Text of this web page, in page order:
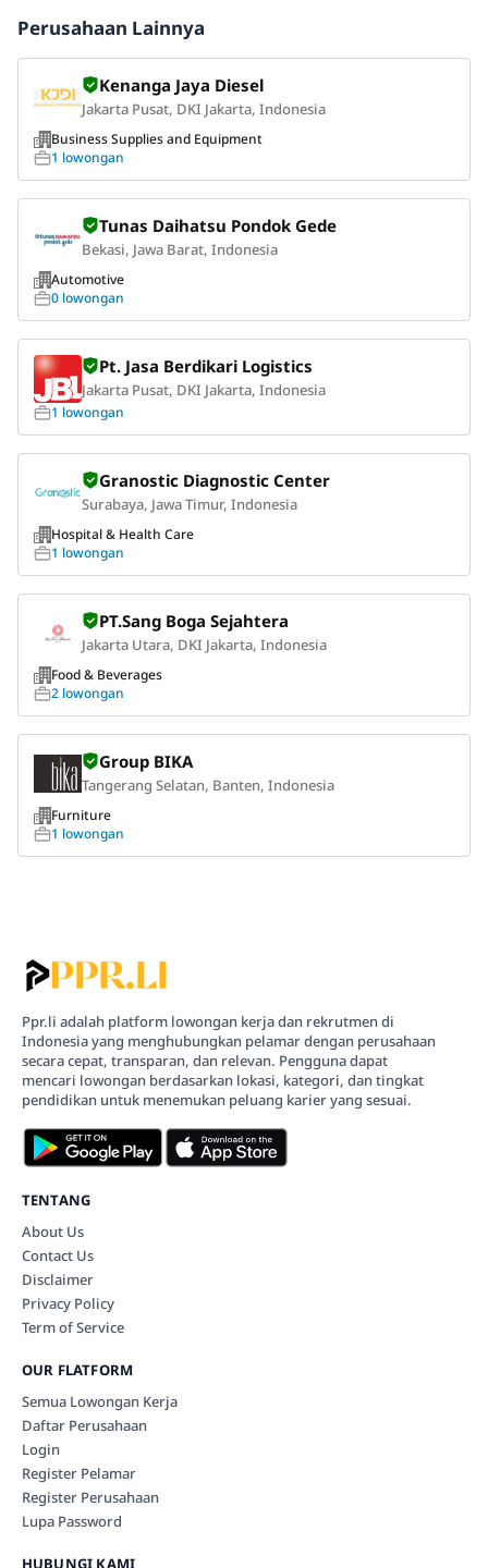
Perusahaan Lainnya
Kenanga Jaya Diesel
Jakarta Pusat, DKI Jakarta, Indonesia
Business Supplies and Equipment
1 lowongan
Tunas Daihatsu Pondok Gede
Bekasi, Jawa Barat, Indonesia
Automotive
0 lowongan
Pt. Jasa Berdikari Logistics
Jakarta Pusat, DKI Jakarta, Indonesia
1 lowongan
Granostic Diagnostic Center
Surabaya, Jawa Timur, Indonesia
Hospital & Health Care
1 lowongan
PT.Sang Boga Sejahtera
Jakarta Utara, DKI Jakarta, Indonesia
Food & Beverages
2 lowongan
Group BIKA
Tangerang Selatan, Banten, Indonesia
Furniture
1 lowongan
Ppr.li adalah platform lowongan kerja dan rekrutmen di
Indonesia yang menghubungkan pelamar dengan perusahaan
secara cepat, transparan, dan relevan. Pengguna dapat
mencari lowongan berdasarkan lokasi, kategori, dan tingkat
pendidikan untuk menemukan peluang karier yang sesuai.
TENTANG
About Us
Contact Us
Disclaimer
Privacy Policy
Term of Service
OUR FLATFORM
Semua Lowongan Kerja
Daftar Perusahaan
Login
Register Pelamar
Register Perusahaan
Lupa Password